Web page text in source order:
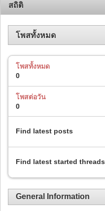
สถิติ
โพสทั้งหมด
โพสทั้งหมด
0
โพสต่อวัน
0
Find latest posts
Find latest started threads
General Information